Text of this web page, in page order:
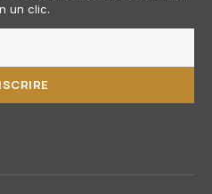
un clic.